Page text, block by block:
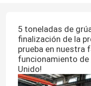
5 toneladas de
finalización de la
prueba en nuestra
funcionamiento de
Unido!